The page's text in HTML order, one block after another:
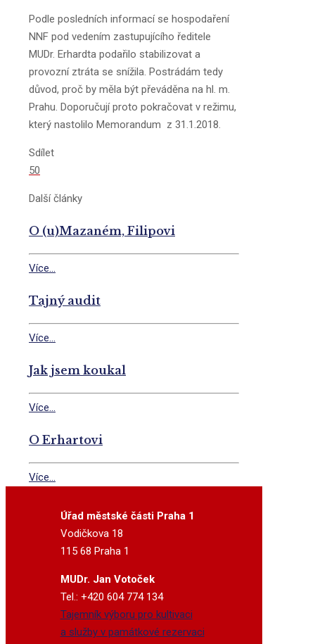
Podle posledních informací se hospodaření
NNF pod vedením zastupujícího ředitele
MUDr. Erhardta podařilo stabilizovat a
provozní ztráta se snížila. Postrádám tedy
důvod, proč by měla být převáděna na hl. m.
Prahu. Doporučují proto pokračovat v režimu,
který nastolilo Memorandum z 31.1.2018.
Sdílet
50
Další články
O (u)Mazaném, Filipovi
Více...
Tajný audit
Více...
Jak jsem koukal
Více...
O Erhartovi
Více...
Úřad městské části Praha 1
Vodičkova 18
115 68 Praha 1
MUDr. Jan Votoček
Tel.: +420 604 774 134
Tajemník výboru pro kultivaci
a služby v památkové rezervaci